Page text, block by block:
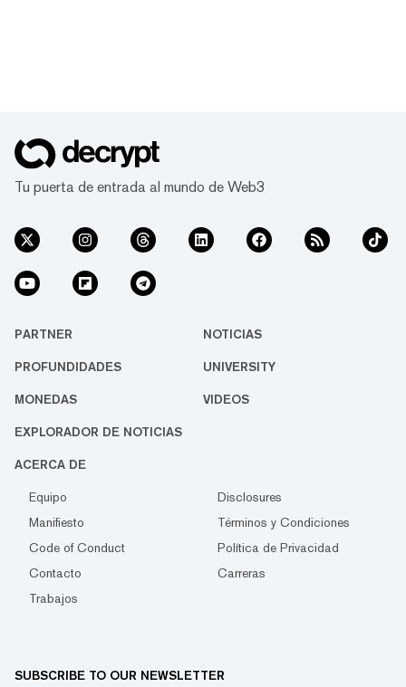
Tu puerta de entrada al mundo de Web3
PARTNER NOTICIAS
PROFUNDIDADES UNIVERSITY
MONEDAS VIDEOS
EXPLORADOR DE NOTICIAS
ACERCA DE
Equipo
Disclosures
Manifiesto
Términos y Condiciones
Code of Conduct
Política de Privacidad
Contacto
Carreras
Trabajos
SUBSCRIBE TO OUR NEWSLETTER